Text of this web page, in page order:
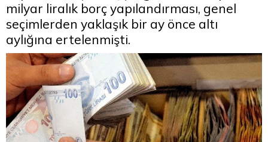
milyar liralık borç yapılandırması, genel
seçimlerden yaklaşık bir ay önce altı
aylığına ertelenmişti.